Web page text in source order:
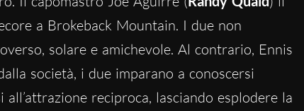
a Brokeback Mountain. I due non
solare e amichevole. Al contrario, Ennis
società, i due imparano a conoscersi
reciproca, lasciando esplodere la